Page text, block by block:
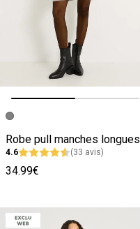
Image précédente
Image suivante
Robe pull manches longues
4.6 (33 avis)
34.99€